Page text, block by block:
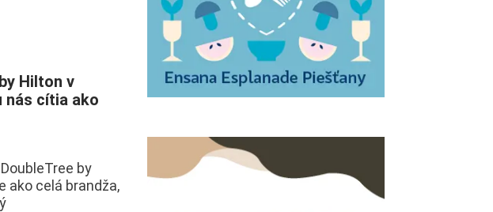
Hilton v
nás cítia ako
by
ako celá brandža,